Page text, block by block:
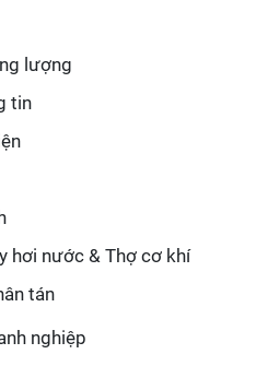
lượng
tin
hơi nước & Thợ cơ khí
tán
nghiệp